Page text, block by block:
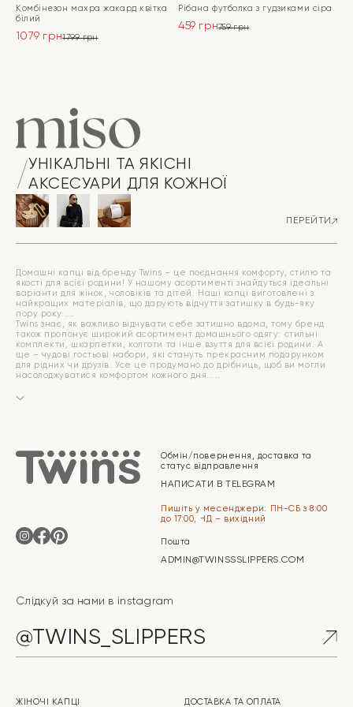
Комбінезон махра жакард квітка
білий
1799грн
1079 грн
Рібана футболка з гудзиками сіра
759грн
459 грн
УНІКАЛЬНІ ТА ЯКІСНІ
АКСЕСУАРИ ДЛЯ КОЖНОЇ
ПЕРЕЙТИ
Домашні капці від бренду Twins – це поєднання комфорту, стилю та
якості для всієї родини! У нашому асортименті знайдуться ідеальні
варіанти для жінок, чоловіків та дітей. Наші капці виготовлені з
найкращих матеріалів, що дарують відчуття затишку в будь-яку
пору року.
Twins знає, як важливо відчувати себе затишно вдома, тому бренд
також пропонує широкий асортимент домашнього одягу: стильні
комплекти, шкарпетки, колготи та інше взуття для всієї родини. А
ще – чудові гостьові набори, які стануть прекрасним подарунком
для рідних чи друзів. Усе це продумано до дрібниць, щоб ви могли
насолоджуватися комфортом кожного дня.
Обмін/повернення, доставка та
статус відправлення
НАПИСАТИ В TELEGRAM
Пишіть у месенджери: ПН-СБ з 8:00
до 17:00, НД – вихідний
Пошта
ADMIN@TWINSSSLIPPERS.COM
Слідкуй за нами в instagram
@TWINS_SLIPPERS
ЖІНОЧІ КАПЦІ ДОСТАВКА ТА ОПЛАТА